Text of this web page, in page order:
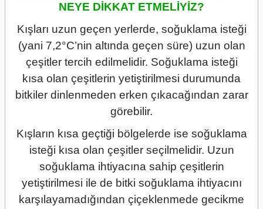
NEYE DİKKAT ETMELİYİZ?
Kışları uzun geçen yerlerde, soğuklama isteği
(yani 7,2°C’nin altında geçen süre) uzun olan
çeşitler tercih edilmelidir. Soğuklama isteği
kısa olan çeşitlerin yetiştirilmesi durumunda
bitkiler dinlenmeden erken çıkacağından zarar
görebilir.
Kışların kısa geçtiği bölgelerde ise soğuklama
isteği kısa olan çeşitler seçilmelidir. Uzun
soğuklama ihtiyacına sahip çeşitlerin
yetiştirilmesi ile de bitki soğuklama ihtiyacını
karşılayamadığından çiçeklenmede gecikme